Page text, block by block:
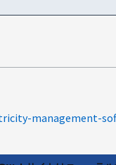
management-